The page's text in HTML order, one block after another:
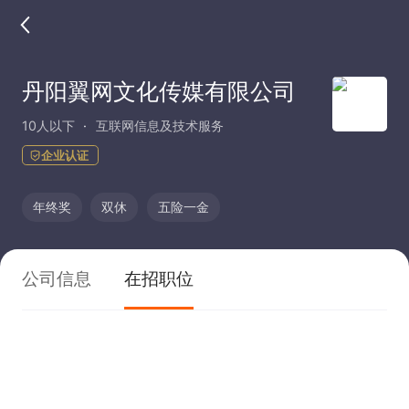
丹阳翼网文化传媒有限公司
10人以下 互联网信息及技术服务
企业认证
年终奖 双休 五险一金
公司信息 在招职位